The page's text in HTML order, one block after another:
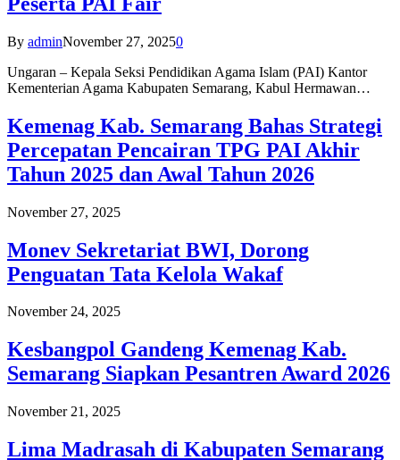
By adminNovember 27, 20250
Ungaran – Kepala Seksi Pendidikan Agama Islam (PAI) Kantor
Kementerian Agama Kabupaten Semarang, Kabul Hermawan…
Kemenag Kab. Semarang Bahas Strategi
Percepatan Pencairan TPG PAI Akhir
Tahun 2025 dan Awal Tahun 2026
November 27, 2025
Monev Sekretariat BWI, Dorong
Penguatan Tata Kelola Wakaf
November 24, 2025
Kesbangpol Gandeng Kemenag Kab.
Semarang Siapkan Pesantren Award 2026
November 21, 2025
Lima Madrasah di Kabupaten Semarang